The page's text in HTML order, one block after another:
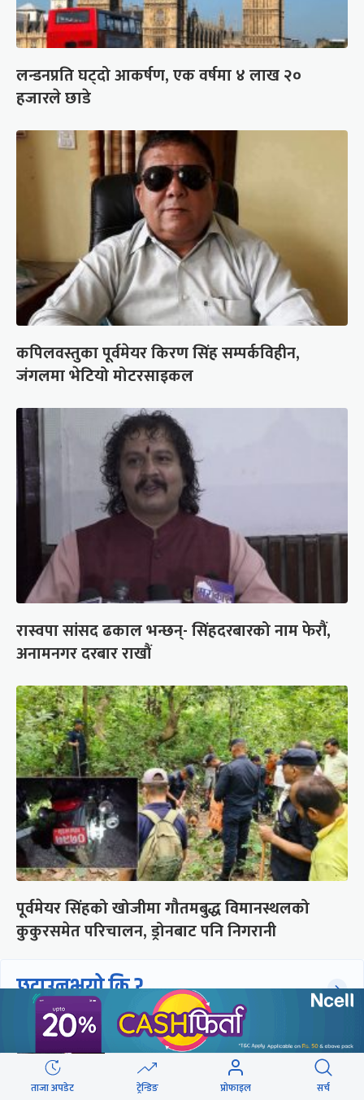
लन्डनप्रति घट्दो आकर्षण, एक वर्षमा ४ लाख २०
हजारले छाडे
कपिलवस्तुका पूर्वमेयर किरण सिंह सम्पर्कविहीन,
जंगलमा भेटियो मोटरसाइकल
रास्वपा सांसद ढकाल भन्छन्- सिंहदरबारको नाम फेरौं,
अनामनगर दरबार राखौं
पूर्वमेयर सिंहको खोजीमा गौतमबुद्ध विमानस्थलको
कुकुरसमेत परिचालन, ड्रोनबाट पनि निगरानी
छुटाउनुभयो कि ?
यी दृश्य हेर्न कालो चस्मा खोल्नै पर्छ
ताजा अपडेट ट्रेन्डिङ प्रोफाइल सर्च